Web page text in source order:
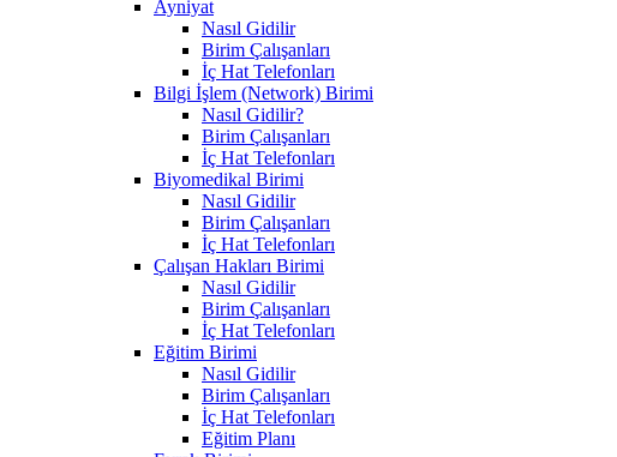
Ayniyat
Nasıl Gidilir
Birim Çalışanları
İç Hat Telefonları
Bilgi İşlem (Network) Birimi
Nasıl Gidilir?
Birim Çalışanları
İç Hat Telefonları
Biyomedikal Birimi
Nasıl Gidilir
Birim Çalışanları
İç Hat Telefonları
Çalışan Hakları Birimi
Nasıl Gidilir
Birim Çalışanları
İç Hat Telefonları
Eğitim Birimi
Nasıl Gidilir
Birim Çalışanları
İç Hat Telefonları
Eğitim Planı